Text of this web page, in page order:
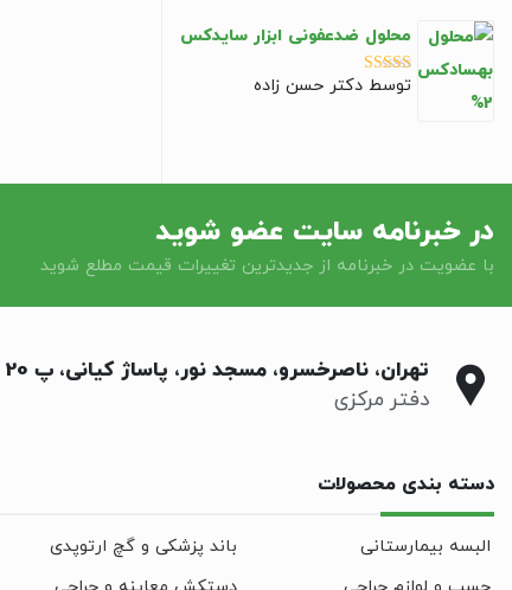
محلول ضدعفونی ابزار سایدکس
نمره5 از 5
توسط دکتر حسن زاده
در خبرنامه سایت عضو شوید
با عضویت در خبرنامه از جدیدترین تغییرات قیمت مطلع شوید
تهران، ناصرخسرو، مسجد نور، پاساژ کیانی، پ 20
دفتر مرکزی
دسته بندی محصولات
البسه بیمارستانی باند پزشکی و گچ ارتوپدی